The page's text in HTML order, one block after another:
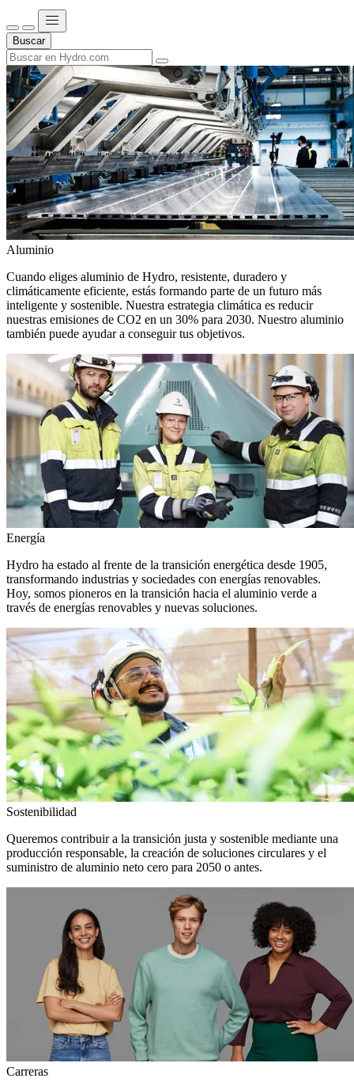
Buscar
Aluminio
Cuando eliges aluminio de Hydro, resistente, duradero y
climáticamente eficiente, estás formando parte de un futuro más
inteligente y sostenible. Nuestra estrategia climática es reducir
nuestras emisiones de CO2 en un 30% para 2030. Nuestro aluminio
también puede ayudar a conseguir tus objetivos.
Energía
Hydro ha estado al frente de la transición energética desde 1905,
transformando industrias y sociedades con energías renovables.
Hoy, somos pioneros en la transición hacia el aluminio verde a
través de energías renovables y nuevas soluciones.
Sostenibilidad
Queremos contribuir a la transición justa y sostenible mediante una
producción responsable, la creación de soluciones circulares y el
suministro de aluminio neto cero para 2050 o antes.
Carreras